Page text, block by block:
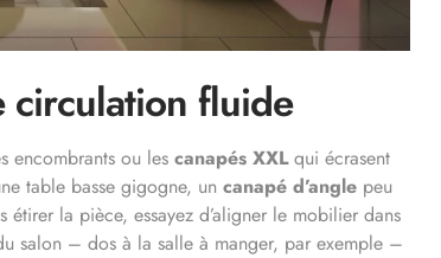
circulation fluide
encombrants ou les canapés XXLqui écrasent
table basse gigogne, un canapé d’angle peu
la pièce, essayez d’aligner le mobilier dans
salon – dos à la salle à manger, par exemple –